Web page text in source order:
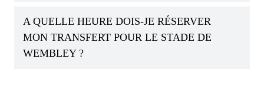
A QUELLE HEURE DOIS-JE RÉSERVER
MON TRANSFERT POUR LE STADE DE
WEMBLEY ?